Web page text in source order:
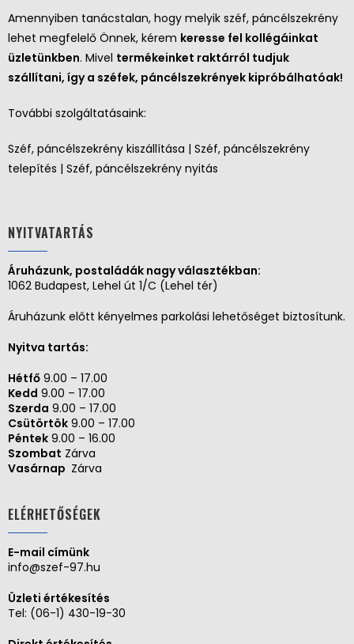
Amennyiben tanácstalan, hogy melyik széf, páncélszekrény
lehet megfelelő Önnek, kérem keresse fel kollégáinkat
üzletünkben. Mivel termékeinket raktárról tudjuk
szállítani, így a széfek, páncélszekrények kipróbálhatóak!
További szolgáltatásaink:
Széf, páncélszekrény kiszállítása | Széf, páncélszekrény
telepítés | Széf, páncélszekrény nyitás
NYITVATARTÁS
Áruházunk, postaládák nagy választékban:
1062 Budapest, Lehel út 1/C (Lehel tér)
Áruházunk előtt kényelmes parkolási lehetőséget biztosítunk.
Nyitva tartás:
Hétfő 9.00 – 17.00
Kedd 9.00 – 17.00
Szerda 9.00 – 17.00
Csütörtök 9.00 – 17.00
Péntek 9.00 – 16.00
Szombat Zárva
Vasárnap Zárva
ELÉRHETŐSÉGEK
E-mail címünk
info@szef-97.hu
Üzleti értékesítés
Tel: (06-1) 430-19-30